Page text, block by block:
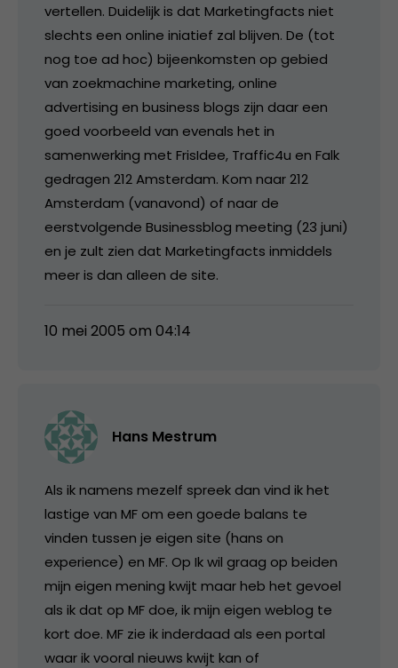
vertellen. Duidelijk is dat Marketingfacts niet
slechts een online iniatief zal blijven. De (tot
nog toe ad hoc) bijeenkomsten op gebied
van zoekmachine marketing, online
advertising en business blogs zijn daar een
goed voorbeeld van evenals het in
samenwerking met FrisIdee, Traffic4u en Falk
gedragen 212 Amsterdam. Kom naar 212
Amsterdam (vanavond) of naar de
eerstvolgende Businessblog meeting (23 juni)
en je zult zien dat Marketingfacts inmiddels
meer is dan alleen de site.
10 mei 2005 om 04:14
Hans Mestrum
Als ik namens mezelf spreek dan vind ik het
lastige van MF om een goede balans te
vinden tussen je eigen site (hans on
experience) en MF. Op Ik wil graag op beiden
mijn eigen mening kwijt maar heb het gevoel
als ik dat op MF doe, ik mijn eigen weblog te
kort doe. MF zie ik inderdaad als een portal
waar ik vooral nieuws kwijt kan of